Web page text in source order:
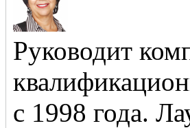
Руководит
с 1998 года.